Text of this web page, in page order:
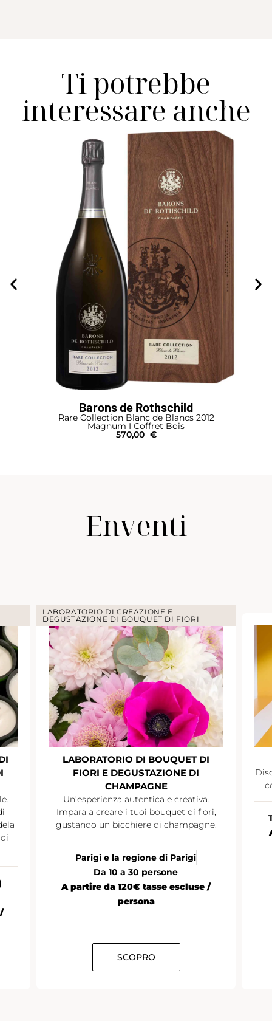
Ti potrebbe
interessare anche
Barons de Rothschild
Rare Collection Blanc de Blancs 2012
Magnum I Coffret Bois
570,00 €
Enventi
LABORATORIO DI CREAZIONE E
DEGUSTAZIONE DI BOUQUET DI FIORI
LABORATORIO DI BOUQUET DI
FIORI E DEGUSTAZIONE DI
CHAMPAGNE
Un’esperienza autentica e creativa.
Impara a creare i tuoi bouquet di fiori,
gustando un bicchiere di champagne.
Parigi e la regione di Parigi
Da 10 a 30 persone
A partire da 120€ tasse escluse /
persona
SCOPRO